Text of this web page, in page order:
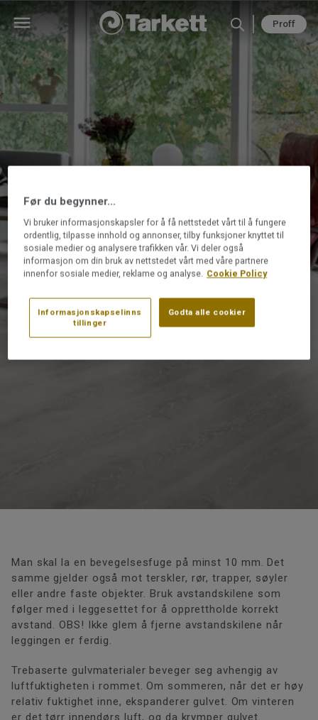
Proff
Hvor stor åpning skal man ha mot vegger
for laminatgulv?
Man skal la en bevegelsesfuge på minst 10 mm. Det
samme gjelder også mot terskler, rør, trapper, søyler
eller andre faste objekter. Bruk avstandskilene som
følger med i leggesettet for å opprettholde korrekt
avstand. OBS! Ikke glem å fjerne avstandskilene når
leggingen er ferdig.
Trebaserte gulvmaterialer beveger seg avhengig av
luftfuktigheten i rommet. Om sommeren, når det er høy
relativ fuktighet inne, ekspanderer gulvet. Om vinteren
er det tørr innendørs luft, og da krymper gulvet.
Før du begynner...
Vi bruker informasjonskapsler for å få nettstedet vårt til å fungere
ordentlig, tilpasse innhold og annonser, tilby funksjoner knyttet til
sosiale medier og analysere trafikken vår. Vi deler også
informasjon om din bruk av nettstedet vårt med våre partnere
innenfor sosiale medier, reklame og analyse. Cookie Policy
Informasjonskapselinns
tillinger
Godta alle cookier